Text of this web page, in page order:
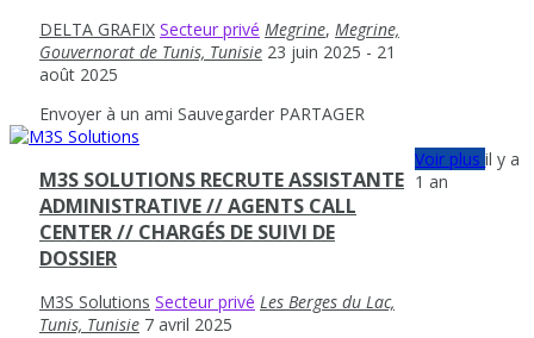
DELTA GRAFIX Secteur privé Megrine, Megrine,
Gouvernorat de Tunis, Tunisie 23 juin 2025 - 21
août 2025
Envoyer à un ami Sauvegarder PARTAGER
M3S SOLUTIONS RECRUTE ASSISTANTE
ADMINISTRATIVE // AGENTS CALL
CENTER // CHARGÉS DE SUIVI DE
DOSSIER
M3S Solutions Secteur privé Les Berges du Lac,
Tunis, Tunisie 7 avril 2025
Voir plusil y a
1 an